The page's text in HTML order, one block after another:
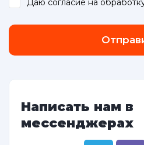
Даю согласие на
Написать нам в
мессенджерах